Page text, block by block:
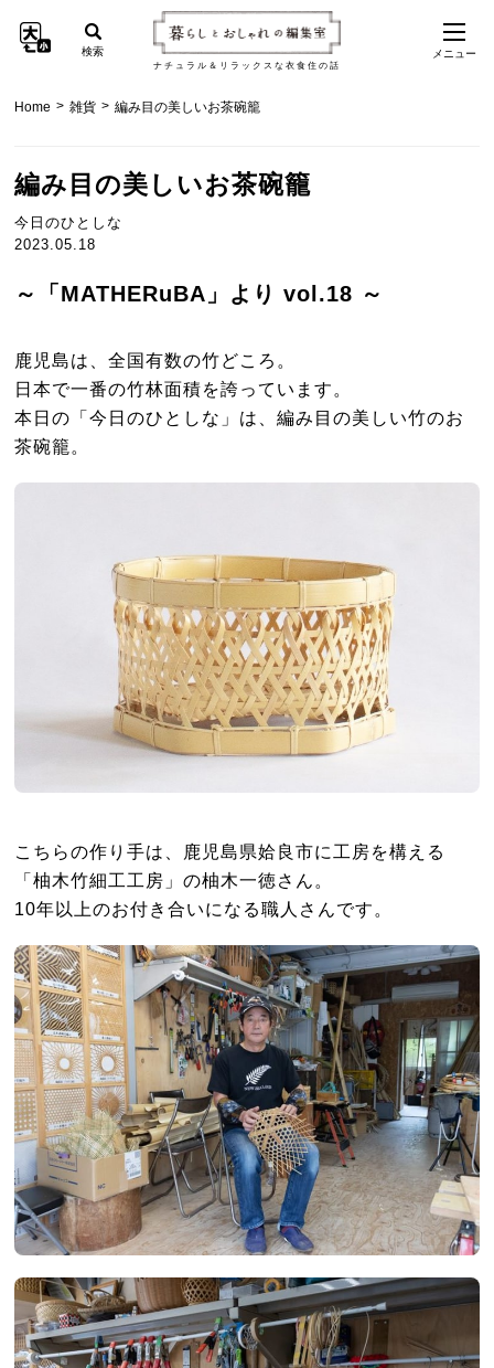
ナチュラル＆リラックスな衣食住の話
検索 メニュー
Home > 雑貨 > 編み目の美しいお茶碗籠
編み目の美しいお茶碗籠
今日のひとしな
2023.05.18
～「MATHERuBA」より vol.18 ～
鹿児島は、全国有数の竹どころ。
日本で一番の竹林面積を誇っています。
本日の「今日のひとしな」は、編み目の美しい竹のお
茶碗籠。
こちらの作り手は、鹿児島県姶良市に工房を構える
「柚木竹細工工房」の柚木一徳さん。
10年以上のお付き合いになる職人さんです。